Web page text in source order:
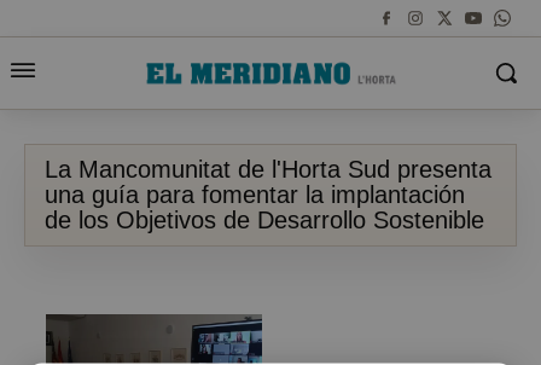
La Mancomunitat de l'Horta Sud presenta
una guía para fomentar la implantación
de los Objetivos de Desarrollo Sostenible